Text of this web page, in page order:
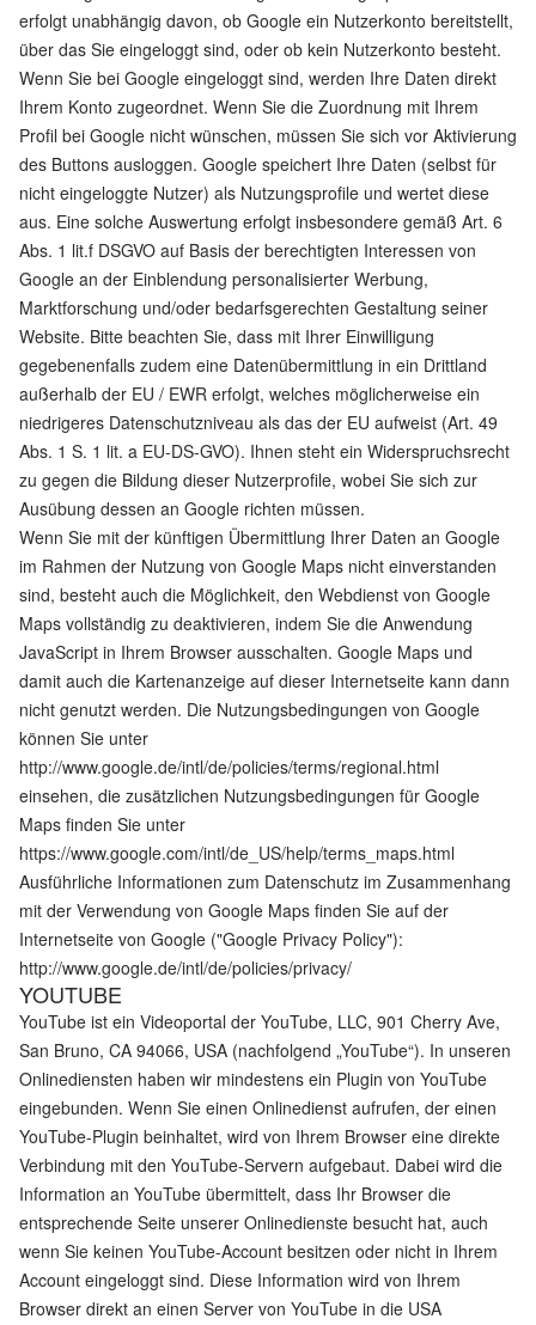
erfolgt unabhängig davon, ob Google ein Nutzerkonto bereitstellt,
über das Sie eingeloggt sind, oder ob kein Nutzerkonto besteht.
Wenn Sie bei Google eingeloggt sind, werden Ihre Daten direkt
Ihrem Konto zugeordnet. Wenn Sie die Zuordnung mit Ihrem
Profil bei Google nicht wünschen, müssen Sie sich vor Aktivierung
des Buttons ausloggen. Google speichert Ihre Daten (selbst für
nicht eingeloggte Nutzer) als Nutzungsprofile und wertet diese
aus. Eine solche Auswertung erfolgt insbesondere gemäß Art. 6
Abs. 1 lit.f DSGVO auf Basis der berechtigten Interessen von
Google an der Einblendung personalisierter Werbung,
Marktforschung und/oder bedarfsgerechten Gestaltung seiner
Website. Bitte beachten Sie, dass mit Ihrer Einwilligung
gegebenenfalls zudem eine Datenübermittlung in ein Drittland
außerhalb der EU / EWR erfolgt, welches möglicherweise ein
niedrigeres Datenschutzniveau als das der EU aufweist (Art. 49
Abs. 1 S. 1 lit. a EU-DS-GVO). Ihnen steht ein Widerspruchsrecht
zu gegen die Bildung dieser Nutzerprofile, wobei Sie sich zur
Ausübung dessen an Google richten müssen.
Wenn Sie mit der künftigen Übermittlung Ihrer Daten an Google
im Rahmen der Nutzung von Google Maps nicht einverstanden
sind, besteht auch die Möglichkeit, den Webdienst von Google
Maps vollständig zu deaktivieren, indem Sie die Anwendung
JavaScript in Ihrem Browser ausschalten. Google Maps und
damit auch die Kartenanzeige auf dieser Internetseite kann dann
nicht genutzt werden. Die Nutzungsbedingungen von Google
können Sie unter
http://www.google.de/intl/de/policies/terms/regional.html
einsehen, die zusätzlichen Nutzungsbedingungen für Google
Maps finden Sie unter
https://www.google.com/intl/de_US/help/terms_maps.html
Ausführliche Informationen zum Datenschutz im Zusammenhang
mit der Verwendung von Google Maps finden Sie auf der
Internetseite von Google ("Google Privacy Policy"):
http://www.google.de/intl/de/policies/privacy/
YOUTUBE
YouTube ist ein Videoportal der YouTube, LLC, 901 Cherry Ave,
San Bruno, CA 94066, USA (nachfolgend „YouTube“). In unseren
Onlinediensten haben wir mindestens ein Plugin von YouTube
eingebunden. Wenn Sie einen Onlinedienst aufrufen, der einen
YouTube-Plugin beinhaltet, wird von Ihrem Browser eine direkte
Verbindung mit den YouTube-Servern aufgebaut. Dabei wird die
Information an YouTube übermittelt, dass Ihr Browser die
entsprechende Seite unserer Onlinedienste besucht hat, auch
wenn Sie keinen YouTube-Account besitzen oder nicht in Ihrem
Account eingeloggt sind. Diese Information wird von Ihrem
Browser direkt an einen Server von YouTube in die USA